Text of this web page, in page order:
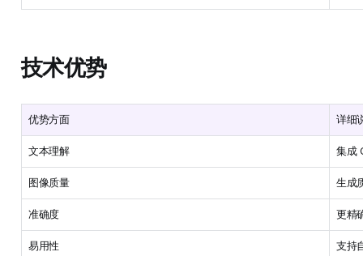
技术优势
优势方面 详细
文本理解 集成
图像质量 生成
准确度 更精
易用性 支持